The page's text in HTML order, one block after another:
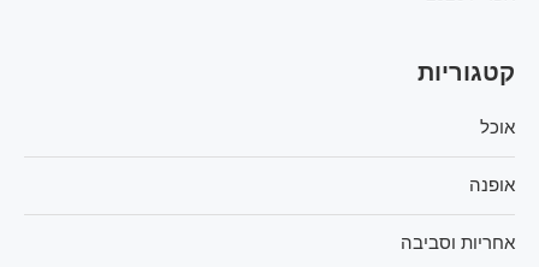
קטגוריות
אוכל
אופנה
אחריות וסביבה